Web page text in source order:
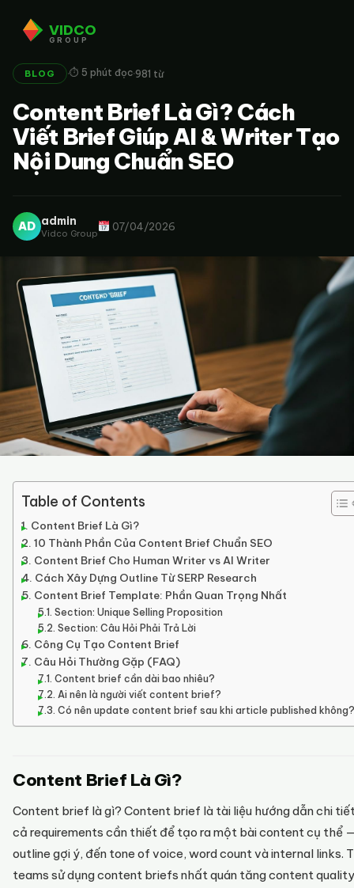
VIDCO
GROUP
BLOG ·⏱ 5 phút đọc·981 từ
Content Brief Là Gì? Cách
Viết Brief Giúp AI & Writer Tạo
Nội Dung Chuẩn SEO
AD admin
Vidco Group
07/04/2026
Table of Contents
Content Brief Là Gì?
10 Thành Phần Của Content Brief Chuẩn SEO
Content Brief Cho Human Writer vs AI Writer
Cách Xây Dựng Outline Từ SERP Research
Content Brief Template: Phần Quan Trọng Nhất
Section: Unique Selling Proposition
Section: Câu Hỏi Phải Trả Lời
Công Cụ Tạo Content Brief
Câu Hỏi Thường Gặp (FAQ)
Content brief cần dài bao nhiêu?
Ai nên là người viết content brief?
Có nên update content brief sau khi article published không?
Content Brief Là Gì?
Content brief là gì? Content brief là tài liệu hướng dẫn chi
cả requirements cần thiết để tạo ra một bài content cụ thể
outline gợi ý, đến tone of voice, word count và internal links.
teams sử dụng content briefs nhất quán tăng content